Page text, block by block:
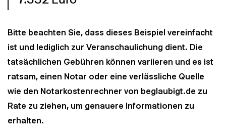
Bitte beachten Sie, dass dieses Beispiel vereinfacht
ist und lediglich zur Veranschaulichung dient. Die
tatsächlichen Gebühren können variieren und es ist
ratsam, einen Notar oder eine verlässliche Quelle
wie den Notarkostenrechner von beglaubigt.de zu
Rate zu ziehen, um genauere Informationen zu
erhalten.